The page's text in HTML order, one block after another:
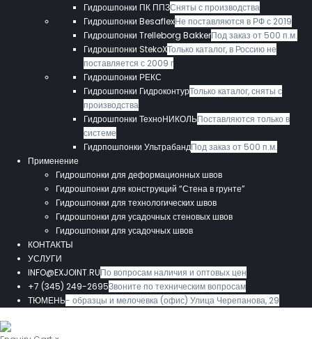
Гидрошпонки ПК ППЗСняты с производства
Гидрошпонки BesaflexНе поставляются в РФ с 2019
Гидрошпонки Trelleborg BakkerПод заказ от 500 п.м.
Гидрошпонки StekoXТолько каталог, в Россию не
поставляется с 2009 г
Гидрошпонки РЕКС
Гидрошпонки ГидроконтурТолько каталог, сняты с
производства
Гидрошпонки ТехноНИКОЛЬПоставляются только в
системе
Гидрпошпонки УльтрабандПод заказ от 500 п.м.
Применение
Гидрошпонки для деформационных швов
Гидрошпонки для конструкций “Стена в грунте”
Гидрошпонки для технологических швов
Гидрошпонки для усадочных стеновых швов
Гидрошпонки для усадочных швов
КОНТАКТЫ
УСЛУГИ
INFO@EXJOINT.RUПо вопросам наличия и оптовых цен
+7 (345) 249-2695Звоните по техническим вопросам
ТЮМЕНЬ- образцы и мелочевка (офис) Улица Черепанова, 29